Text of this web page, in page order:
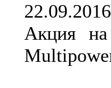
22.09.2016
Акция